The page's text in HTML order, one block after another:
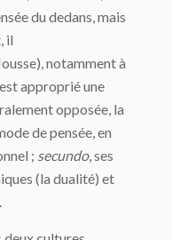
du dedans, mais
il
notamment à
approprié une
opposée, la
de pensée, en
; secundo, ses
(la dualité) et